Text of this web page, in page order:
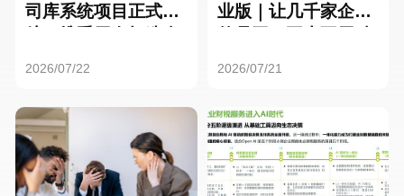
司库系统项目正式启
2026/07/22
业版｜让几千家企业
2026/07/21